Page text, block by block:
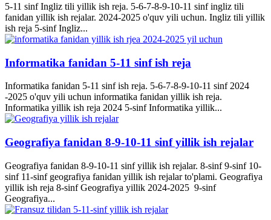
5-11 sinf Ingliz tili yillik ish reja. 5-6-7-8-9-10-11 sinf ingliz tili
fanidan yillik ish rejalar. 2024-2025 o'quv yili uchun. Ingliz tili yillik
ish reja 5-sinf Ingliz...
Informatika fanidan 5-11 sinf ish reja
Informatika fanidan 5-11 sinf ish reja. 5-6-7-8-9-10-11 sinf 2024
-2025 o'quv yili uchun informatika fanidan yillik ish reja.
Informatika yillik ish reja 2024 5-sinf Informatika yillik...
Geografiya fanidan 8-9-10-11 sinf yillik ish rejalar
Geografiya fanidan 8-9-10-11 sinf yillik ish rejalar. 8-sinf 9-sinf 10-
sinf 11-sinf geografiya fanidan yillik ish rejalar to'plami. Geografiya
yillik ish reja 8-sinf Geografiya yillik 2024-2025 9-sinf
Geografiya...